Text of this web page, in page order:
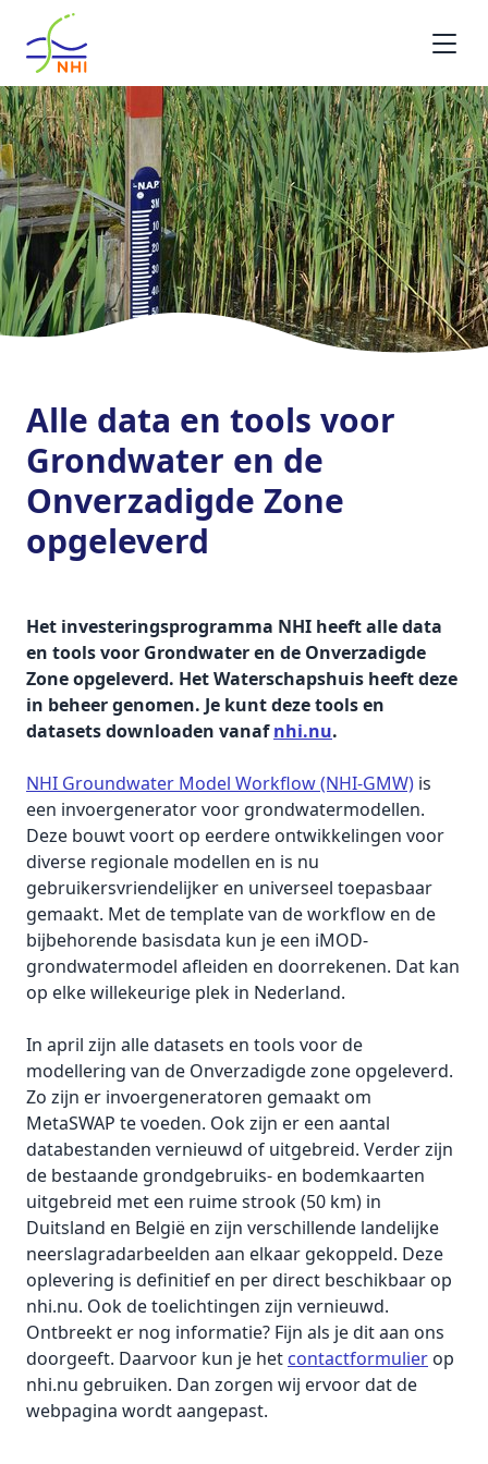
Homepage
Alle data en tools voor
Grondwater en de
Onverzadigde Zone
opgeleverd
Het investeringsprogramma NHI heeft alle data
en tools voor Grondwater en de Onverzadigde
Zone opgeleverd. Het Waterschapshuis heeft deze
in beheer genomen. Je kunt deze tools en
datasets downloaden vanafnhi.nu.
NHI Groundwater Model Workflow (NHI-GMW) is
een invoergenerator voor grondwatermodellen.
Deze bouwt voort op eerdere ontwikkelingen voor
diverse regionale modellen en is nu
gebruikersvriendelijker en universeel toepasbaar
gemaakt. Met de template van de workflow en de
bijbehorende basisdata kun je een iMOD-
grondwatermodel afleiden en doorrekenen. Dat kan
op elke willekeurige plek in Nederland.
In april zijn alle datasets en tools voor de
modellering van de Onverzadigde zone opgeleverd.
Zo zijn er invoergeneratoren gemaakt om
MetaSWAP te voeden. Ook zijn er een aantal
databestanden vernieuwd of uitgebreid. Verder zijn
de bestaande grondgebruiks- en bodemkaarten
uitgebreid met een ruime strook (50 km) in
Duitsland en België en zijn verschillende landelijke
neerslagradarbeelden aan elkaar gekoppeld. Deze
oplevering is definitief en per direct beschikbaar op
nhi.nu. Ook de toelichtingen zijn vernieuwd.
Ontbreekt er nog informatie? Fijn als je dit aan ons
doorgeeft. Daarvoor kun je het contactformulier op
nhi.nu gebruiken. Dan zorgen wij ervoor dat de
webpagina wordt aangepast.